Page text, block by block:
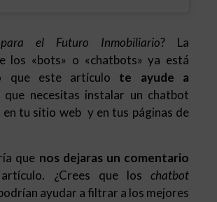
el Futuro Inmobiliario? La
los «bots» o «chatbots» ya está
que este artículo te ayude a
que necesitas instalar un chatbot
en tu sitio web y en tus páginas de
que nos dejaras un comentario
¿Crees que los chatbot
ayudar a filtrar a los mejores